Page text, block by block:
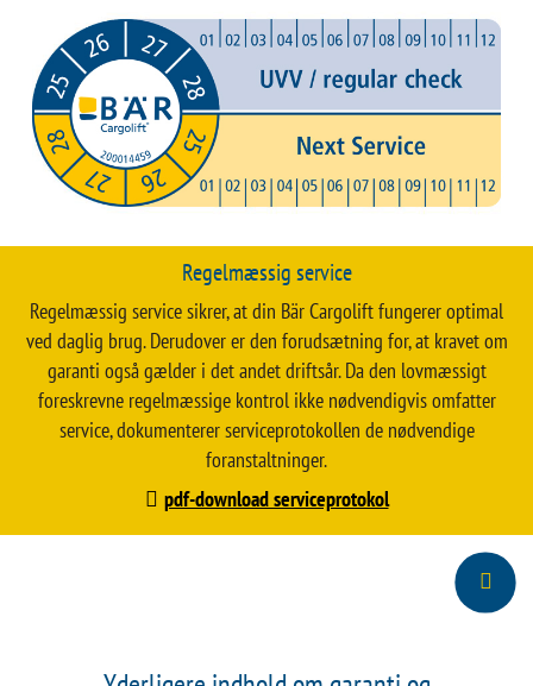
Regelmæssig service
Regelmæssig service sikrer, at din Bär Cargolift fungerer optimal
ved daglig brug. Derudover er den forudsætning for, at kravet om
garanti også gælder i det andet driftsår. Da den lovmæssigt
foreskrevne regelmæssige kontrol ikke nødvendigvis omfatter
service, dokumenterer serviceprotokollen de nødvendige
foranstaltninger.
pdf-download serviceprotokol